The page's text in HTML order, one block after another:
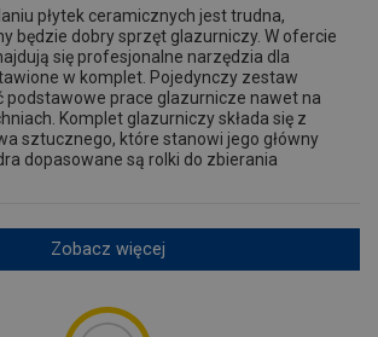
płytek ceramicznych jest trudna,
będzie dobry sprzęt glazurniczy. W ofercie
się profesjonalne narzędzia dla
w komplet. Pojedynczy zestaw
podstawowe prace glazurnicze nawet na
Komplet glazurniczy składa się z
sztucznego, które stanowi jego główny
dopasowane są rolki do zbierania
Zobacz więcej